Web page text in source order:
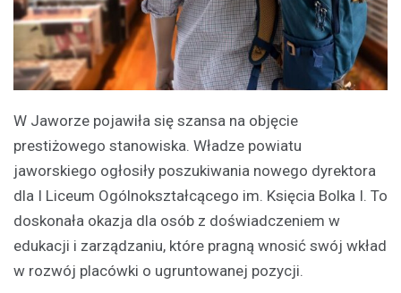
W Jaworze pojawiła się szansa na objęcie
prestiżowego stanowiska. Władze powiatu
jaworskiego ogłosiły poszukiwania nowego dyrektora
dla I Liceum Ogólnokształcącego im. Księcia Bolka I. To
doskonała okazja dla osób z doświadczeniem w
edukacji i zarządzaniu, które pragną wnosić swój wkład
w rozwój placówki o ugruntowanej pozycji.